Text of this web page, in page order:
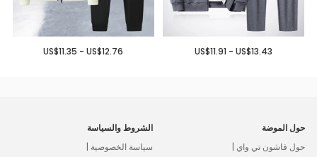
US$11.91 - US$13.43
US$11.35 - US$12.76
حول الموضة
حول فاشون تي واي |
الشروط والسياسة
سياسة الخصوصية |